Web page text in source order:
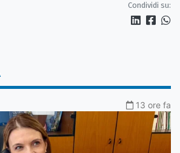
Condividi su:
13 ore fa